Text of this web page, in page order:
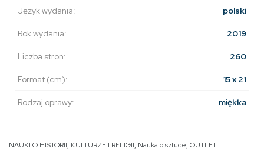
Język wydania: polski
Rok wydania: 2019
Liczba stron: 260
Format (cm): 15 x 21
Rodzaj oprawy: miękka
NAUKI O HISTORII, KULTURZE I RELIGII, Nauka o sztuce, OUTLET